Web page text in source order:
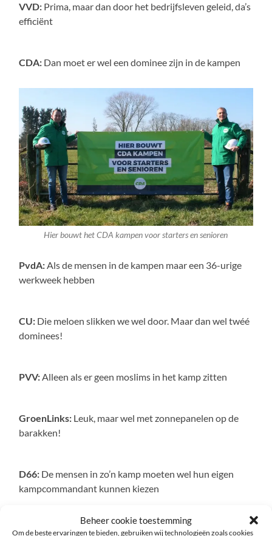
Beheer cookie toestemming
Om de beste ervaringen te bieden, gebruiken wij technologieën zoals cookies
VVD: Prima, maar dan door het bedrijfsleven geleid, da’s
efficiënt
CDA: Dan moet er wel een dominee zijn in de kampen
Hier bouwt het CDA kampen voor starters en senioren
PvdA:Als de mensen in de kampen maar een 36-urige
werkweek hebben
CU: Die meloen slikken we wel door. Maar dan wel twéé
dominees!
PVV:Alleen als er geen moslims in het kamp zitten
GroenLinks: Leuk, maar wel met zonnepanelen op de
barakken!
D66: De mensen in zo’n kamp moeten wel hun eigen
kampcommandant kunnen kiezen
SP:De lasten in het kamp moeten eerlijk verdeeld